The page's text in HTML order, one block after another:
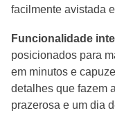
facilmente avistada
Funcionalidade
posicionados para
em minutos e
detalhes que fazem
prazerosa e um dia